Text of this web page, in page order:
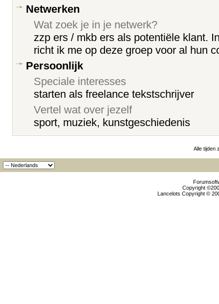
Netwerken
Wat zoek je in je netwerk?
zzp ers / mkb ers als potentiële klant.
richt ik me op deze groep voor al hun
Persoonlijk
Speciale interesses
starten als freelance tekstschrijver
Vertel wat over jezelf
sport, muziek, kunstgeschiedenis
Alle tijden
Copyright
Lancelots Copyright ©